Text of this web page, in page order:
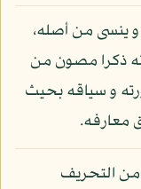
ينسى من أصله،
ذكرا مصون من
و سياقه بحيث
معارفه.
من التحريف